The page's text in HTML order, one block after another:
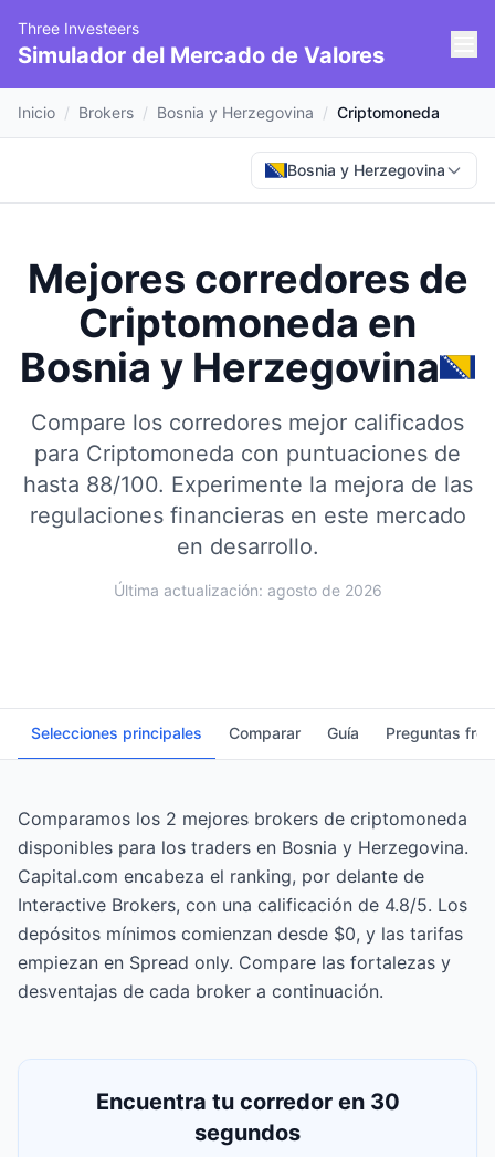
Three Investeers
Simulador del Mercado de Valores
Inicio / Brokers / Bosnia y Herzegovina / Criptomoneda
Bosnia y Herzegovina
Mejores corredores de
Criptomoneda en
Bosnia y Herzegovina
Compare los corredores mejor calificados
para Criptomoneda con puntuaciones de
hasta 88/100. Experimente la mejora de las
regulaciones financieras en este mercado
en desarrollo.
Última actualización: agosto de 2026
Selecciones principales Comparar Guía Preguntas
Comparamos los 2 mejores brokers de criptomoneda
disponibles para los traders en Bosnia y Herzegovina.
Capital.com encabeza el ranking, por delante de
Interactive Brokers, con una calificación de 4.8/5. Los
depósitos mínimos comienzan desde $0, y las tarifas
empiezan en Spread only. Compare las fortalezas y
desventajas de cada broker a continuación.
Encuentra tu corredor en 30
segundos